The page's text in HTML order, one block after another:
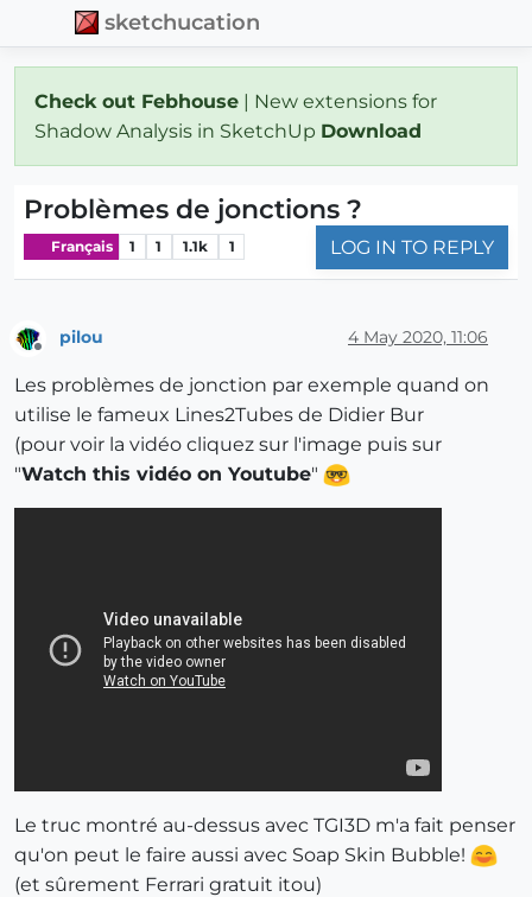
sketchucation
Check out Febhouse | New extensions for
Shadow Analysis in SketchUp Download
Problèmes de jonctions ?
Français 1 1 1.1k 1 LOG IN TO REPLY
pilou 4 May 2020, 11:06
Les problèmes de jonction par exemple quand on
utilise le fameux Lines2Tubes de Didier Bur
(pour voir la vidéo cliquez sur l'image puis sur
"Watch this vidéo on Youtube"
Le truc montré au-dessus avec TGI3D m'a fait penser
qu'on peut le faire aussi avec Soap Skin Bubble!
(et sûrement Ferrari gratuit itou)